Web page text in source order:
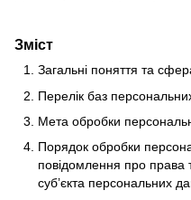
Зміст
Загальні поняття та
Перелік баз
Мета обробки
Порядок обробки
повідомлення про права
суб’єкта персональних